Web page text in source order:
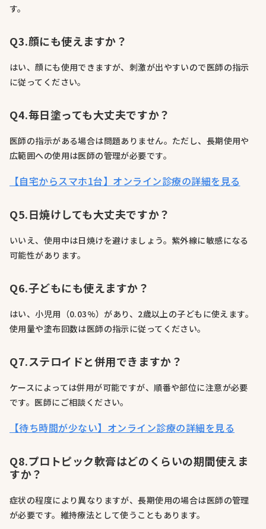
す。
Q3.顔にも使えますか？
はい、顔にも使用できますが、刺激が出やすいので医師の指示
に従ってください。
Q4.毎日塗っても大丈夫ですか？
医師の指示がある場合は問題ありません。ただし、長期使用や
広範囲への使用は医師の管理が必要です。
【自宅からスマホ1台】オンライン診療の詳細を見る
Q5.日焼けしても大丈夫ですか？
いいえ、使用中は日焼けを避けましょう。紫外線に敏感になる
可能性があります。
Q6.子どもにも使えますか？
はい、小児用（0.03%）があり、2歳以上の子どもに使えます。
使用量や塗布回数は医師の指示に従ってください。
Q7.ステロイドと併用できますか？
ケースによっては併用が可能ですが、順番や部位に注意が必要
です。医師にご相談ください。
【待ち時間が少ない】オンライン診療の詳細を見る
Q8.プロトピック軟膏はどのくらいの期間使えま
すか？
症状の程度により異なりますが、長期使用の場合は医師の管理
が必要です。維持療法として使うこともあります。